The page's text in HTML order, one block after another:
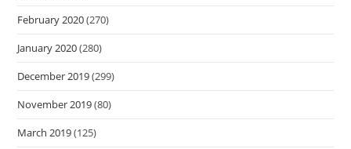
February 2020(270)
January 2020(280)
December 2019(299)
November 2019(80)
March 2019(125)